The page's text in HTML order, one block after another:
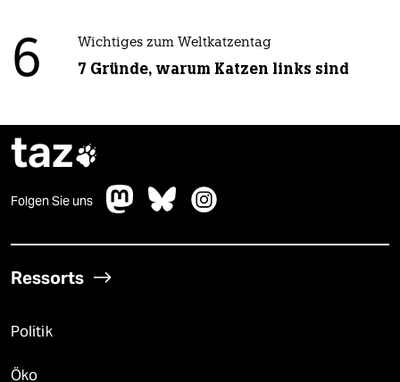
6 Wichtiges zum Weltkatzentag
7 Gründe, warum Katzen links sind
taz
Folgen Sie uns
Ressorts
Politik
Öko